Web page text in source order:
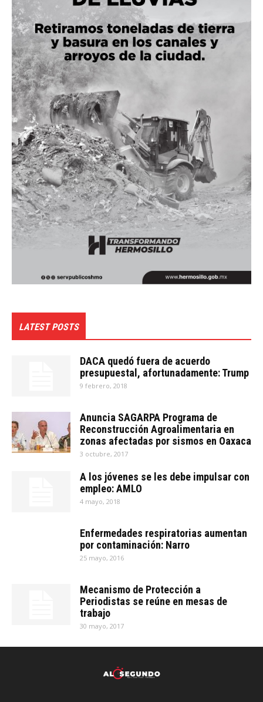
LATEST POSTS
DACA quedó fuera de acuerdo
presupuestal, afortunadamente: Trump
9 febrero, 2018
Anuncia SAGARPA Programa de
Reconstrucción Agroalimentaria en
zonas afectadas por sismos en Oaxaca
3 octubre, 2017
A los jóvenes se les debe impulsar con
empleo: AMLO
4 mayo, 2018
Enfermedades respiratorias aumentan
por contaminación: Narro
25 mayo, 2016
Mecanismo de Protección a
Periodistas se reúne en mesas de
trabajo
30 mayo, 2017